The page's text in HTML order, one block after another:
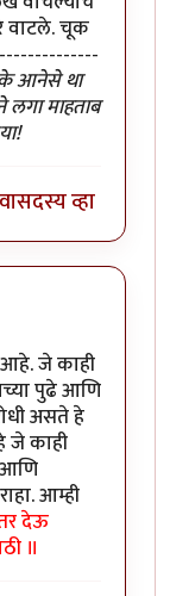
वाटले. चूक
आनेसे था
माहताब
सदस्य व्हा
जे काही
पुढे आणि
असते हे
जे काही
आम्ही
देऊ
॥